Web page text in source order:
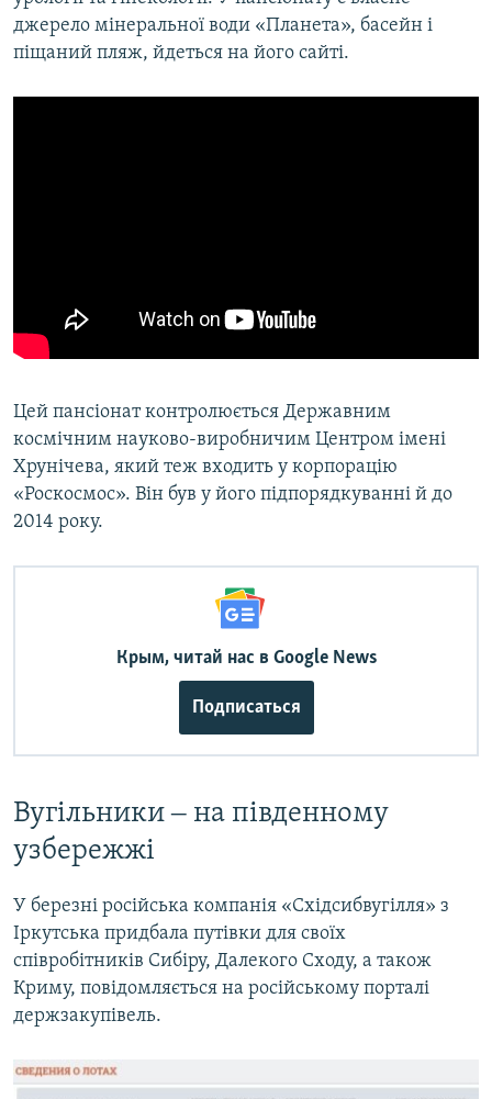
джерело мінеральної води «Планета», басейн і
піщаний пляж, йдеться на його сайті.
Цей пансіонат контролюється Державним
космічним науково-виробничим Центром імені
Хрунічева, який теж входить у корпорацію
«Роскосмос». Він був у його підпорядкуванні й до
2014 року.
Крым, читай нас в Google News
Подписаться
Вугільники ‒ на південному
узбережжі
У березні російська компанія «Східсибвугілля» з
Іркутська придбала путівки для своїх
співробітників Сибіру, Далекого Сходу, а також
Криму, повідомляється на російському порталі
держзакупівель.